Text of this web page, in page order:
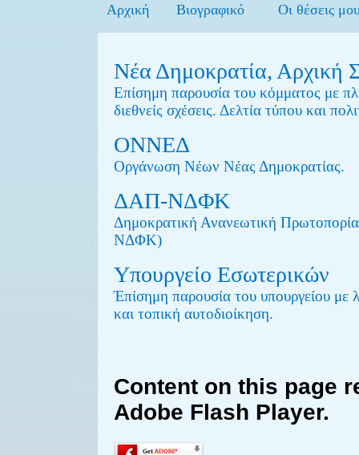
Αρχική Βιογραφικό Οι θέσεις
Νέα Δημοκρατία, Αρχική
Επίσημη παρουσία του κόμματος με
διεθνείς σχέσεις. Δελτία τύπου και
ΟΝΝΕΔ
Οργάνωση Νέων Νέας Δημοκρατίας.
ΔΑΠ-ΝΔΦΚ
Δημοκρατική Ανανεωτική
ΝΔΦΚ)
Υπουργείο Εσωτερικών
Έπίσημη παρουσία του υπουργείου με
και τοπική αυτοδιοίκηση.
Content on this page
Adobe Flash Player.